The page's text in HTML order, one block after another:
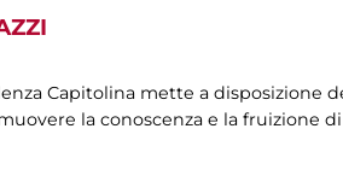
Capitolina mette a disposizione
la conoscenza e la fruizione